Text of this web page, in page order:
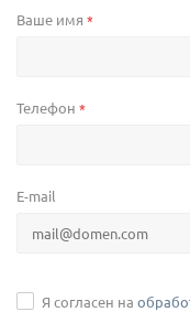
Ваше имя *
Телефон *
E-mail
Я согласен на